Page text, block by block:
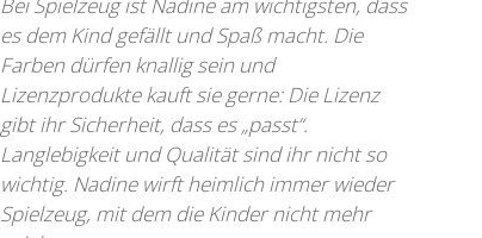
Bei Spielzeug ist Nadine am wichtigsten, dass
es dem Kind gefällt und Spaß macht. Die
Farben dürfen knallig sein und
Lizenzprodukte kauft sie gerne: Die Lizenz
gibt ihr Sicherheit, dass es „passt“.
Langlebigkeit und Qualität sind ihr nicht so
wichtig. Nadine wirft heimlich immer wieder
Spielzeug, mit dem die Kinder nicht mehr